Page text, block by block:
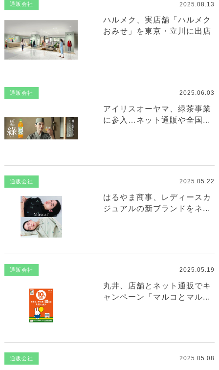
通販会社 2025.08.13
ハルメク、実店舗「ハルメク
おみせ」を東京・立川に出店
通販会社 2025.06.03
アイリスオーヤマ、緑茶事業
に参入…ネット通販や全国...
通販会社 2025.05.22
はるやま商事、レディースカ
ジュアルの新ブランドをネ...
通販会社 2025.05.19
丸井、店舗とネット通販でキ
ャンペーン「マルコとマル...
通販会社 2025.05.08